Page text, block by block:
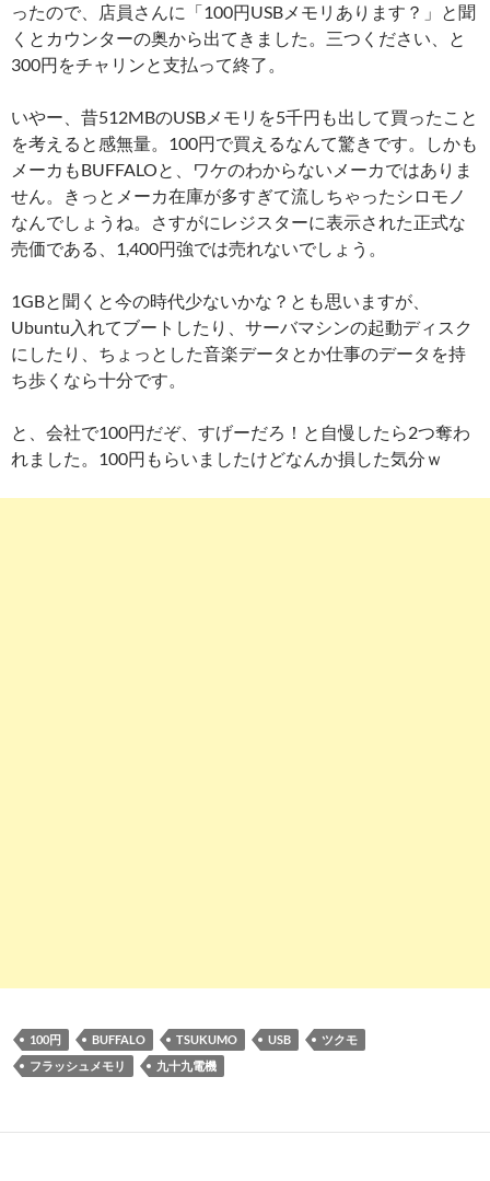
ったので、店員さんに「100円USBメモリあります？」と聞
くとカウンターの奥から出てきました。三つください、と
300円をチャリンと支払って終了。
いやー、昔512MBのUSBメモリを5千円も出して買ったこと
を考えると感無量。100円で買えるなんて驚きです。しかも
メーカもBUFFALOと、ワケのわからないメーカではありま
せん。きっとメーカ在庫が多すぎて流しちゃったシロモノ
なんでしょうね。さすがにレジスターに表示された正式な
売価である、1,400円強では売れないでしょう。
1GBと聞くと今の時代少ないかな？とも思いますが、
Ubuntu入れてブートしたり、サーバマシンの起動ディスク
にしたり、ちょっとした音楽データとか仕事のデータを持
ち歩くなら十分です。
と、会社で100円だぞ、すげーだろ！と自慢したら2つ奪わ
れました。100円もらいましたけどなんか損した気分ｗ
100円 BUFFALO TSUKUMO USB
ツクモ
フラッシュメモリ
九十九電機